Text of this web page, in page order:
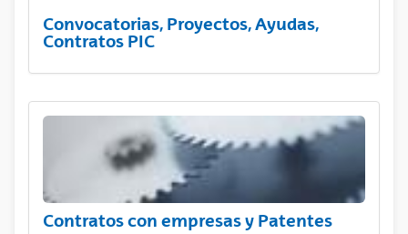
Convocatorias, Proyectos, Ayudas,
Contratos PIC
Contratos con empresas y Patentes